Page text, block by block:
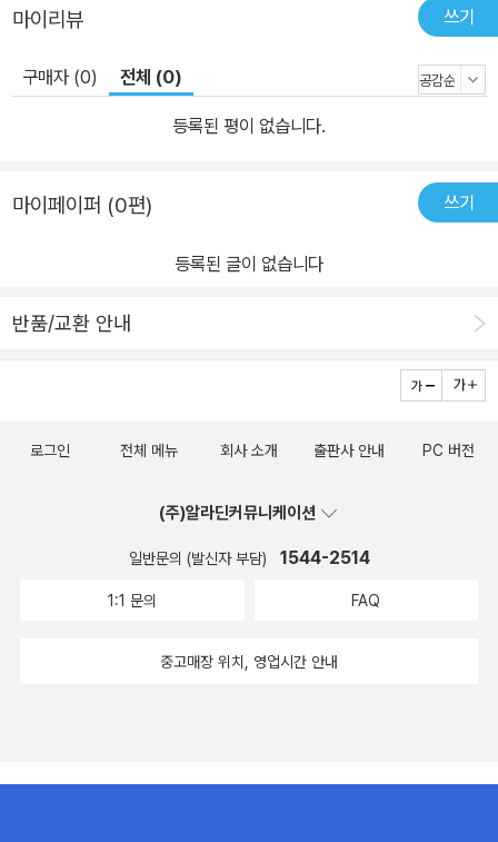
마이리뷰 쓰기
구매자 (0) 전체 (0)
등록된 평이 없습니다.
마이페이퍼 (0편) 쓰기
등록된 글이 없습니다
반품/교환 안내
로그인 전체 메뉴 회사 소개 출판사 안내 PC 버전
(주)알라딘커뮤니케이션
일반문의 (발신자 부담) 1544-2514
1:1 문의 FAQ
중고매장 위치, 영업시간 안내